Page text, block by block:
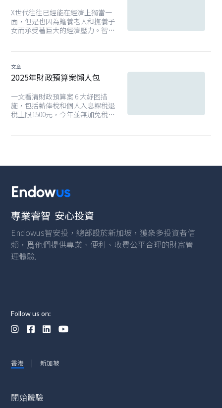
X世代往往已經能在經濟上獨當一
面，但是也因為贍養老人和撫養子
女而承受著巨大的經濟壓力。智安
文章
2025年財政預算案懶人包
一文看清財政預算案 6 大紓困措
施，包括薪俸稅和個人入息課稅退
稅上限1500元，今年並無加免稅
專業睿智 安心投資
Endowus智安投，總部設於新加坡，獲衆多投資者信
賴，爲他們提供專業、便利、收費公平合理的財富管
理體驗.
Follow us on:
   
香港 新加坡
開始體驗